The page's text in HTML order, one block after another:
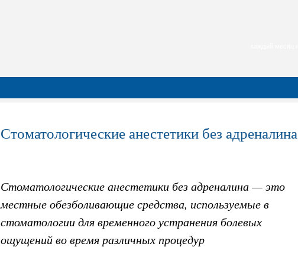
Стоматологические анестетики без адреналина
Стоматологические анестетики без адреналина — это
местные обезболивающие средства, используемые в
стоматологии для временного устранения болевых
ощущений во время различных процедур